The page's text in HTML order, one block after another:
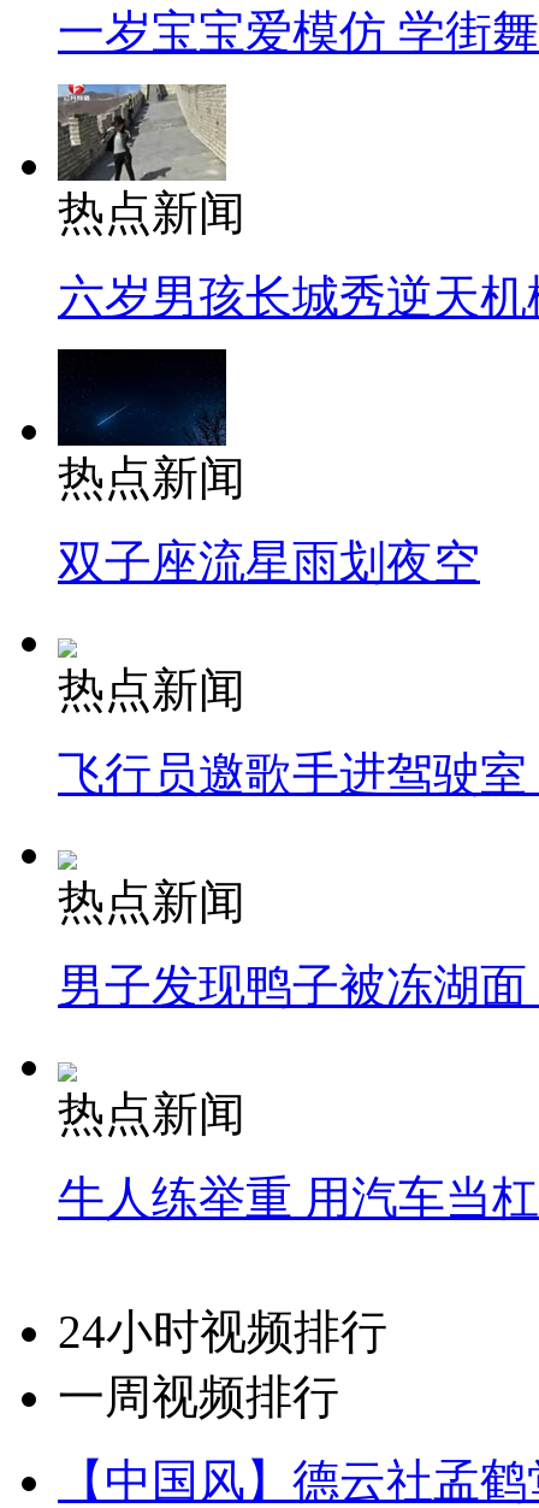
一岁宝宝爱模仿 学街
热点新闻
六岁男孩长城秀逆天机
热点新闻
双子座流星雨划夜空
热点新闻
飞行员邀歌手进驾驶
热点新闻
男子发现鸭子被冻湖
热点新闻
牛人练举重 用汽车当
24小时视频排行
一周视频排行
【中国风】德云社孟